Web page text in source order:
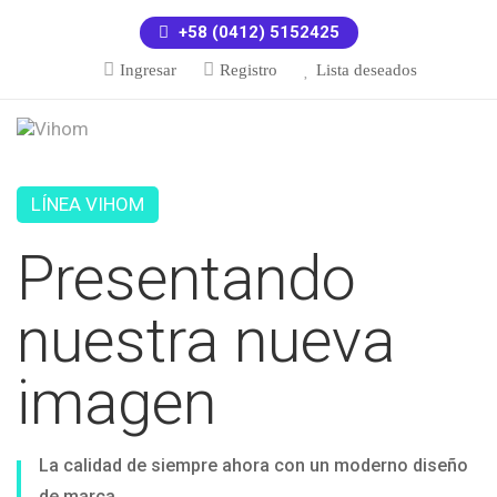
+58 (0412) 5152425
Ingresar Registro Lista deseados
LÍNEA VIHOM
Presentando
nuestra nueva
imagen
La calidad de siempre ahora con un moderno diseño